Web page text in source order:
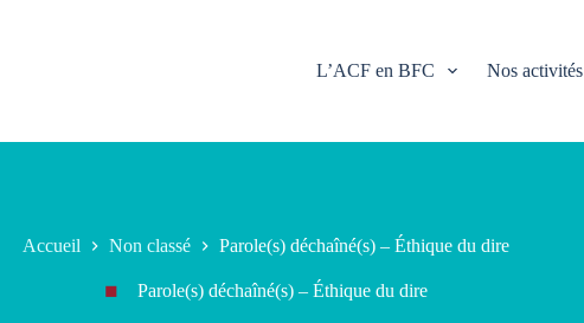
L’ACF en BFC Nos activités
Accueil Non classé Parole(s) déchaîné(s) – Éthique du dire
Parole(s) déchaîné(s) – Éthique du dire